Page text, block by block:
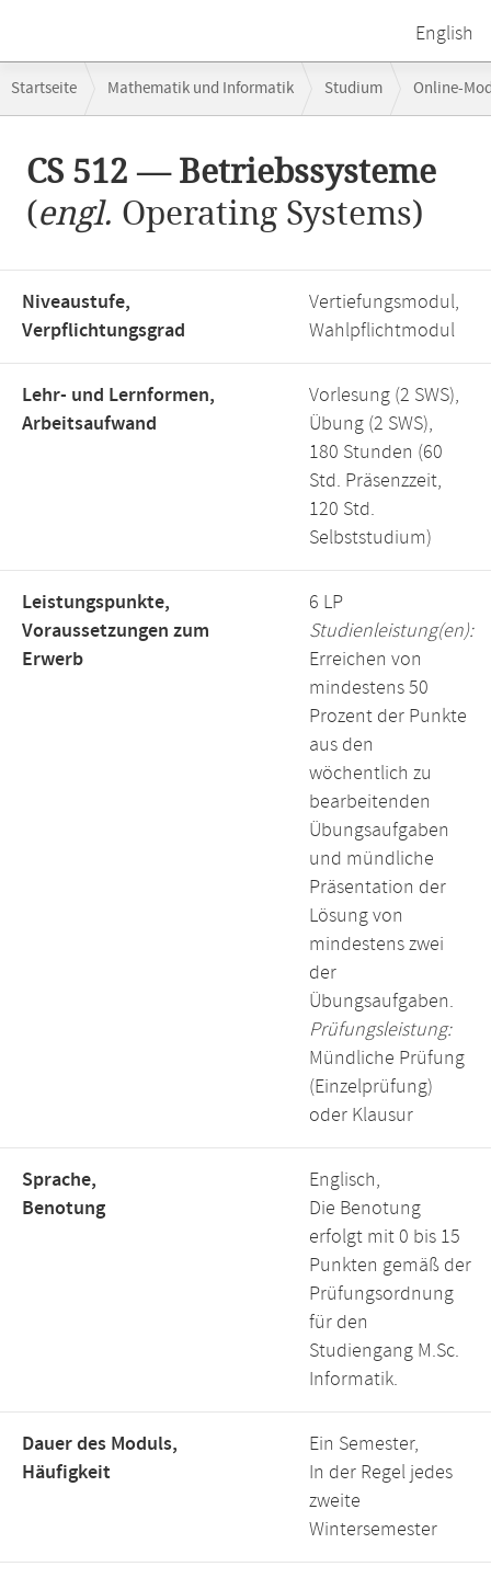
English
Navigation
Startseite Mathematik und Informatik Studium Online-
CS 512 — Betriebssysteme
(engl. Operating Systems)
Niveaustufe,
Verpflichtungsgrad
Vertiefungsmodul,
Wahlpflichtmodul
Lehr- und Lernformen,
Arbeitsaufwand
Vorlesung (2 SWS),
Übung (2 SWS),
180 Stunden (60
Std. Präsenzzeit,
120 Std.
Selbststudium)
Leistungspunkte,
Voraussetzungen zum
Erwerb
6 LP
Studienleistung(en):
Erreichen von
mindestens 50
Prozent der Punkte
aus den
wöchentlich zu
bearbeitenden
Übungsaufgaben
und mündliche
Präsentation der
Lösung von
mindestens zwei
der
Übungsaufgaben.
Prüfungsleistung:
Mündliche Prüfung
(Einzelprüfung)
oder Klausur
Sprache,
Benotung
Englisch,
Die Benotung
erfolgt mit 0 bis 15
Punkten gemäß der
Prüfungsordnung
für den
Studiengang M.Sc.
Informatik.
Dauer des Moduls,
Häufigkeit
Ein Semester,
In der Regel jedes
zweite
Wintersemester